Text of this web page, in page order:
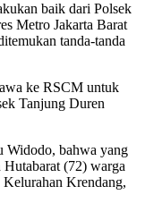
baik dari Polsek
Metro Jakarta Barat
tanda-tanda
ke RSCM untuk
Tanjung Duren
Widodo, bahwa yang
(72) warga
Krendang,